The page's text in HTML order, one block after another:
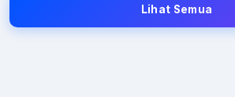
Lihat Semua